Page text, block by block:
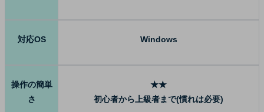
対応OS Windows
操作の簡単
さ
★★
初心者から上級者まで(慣れは必要)